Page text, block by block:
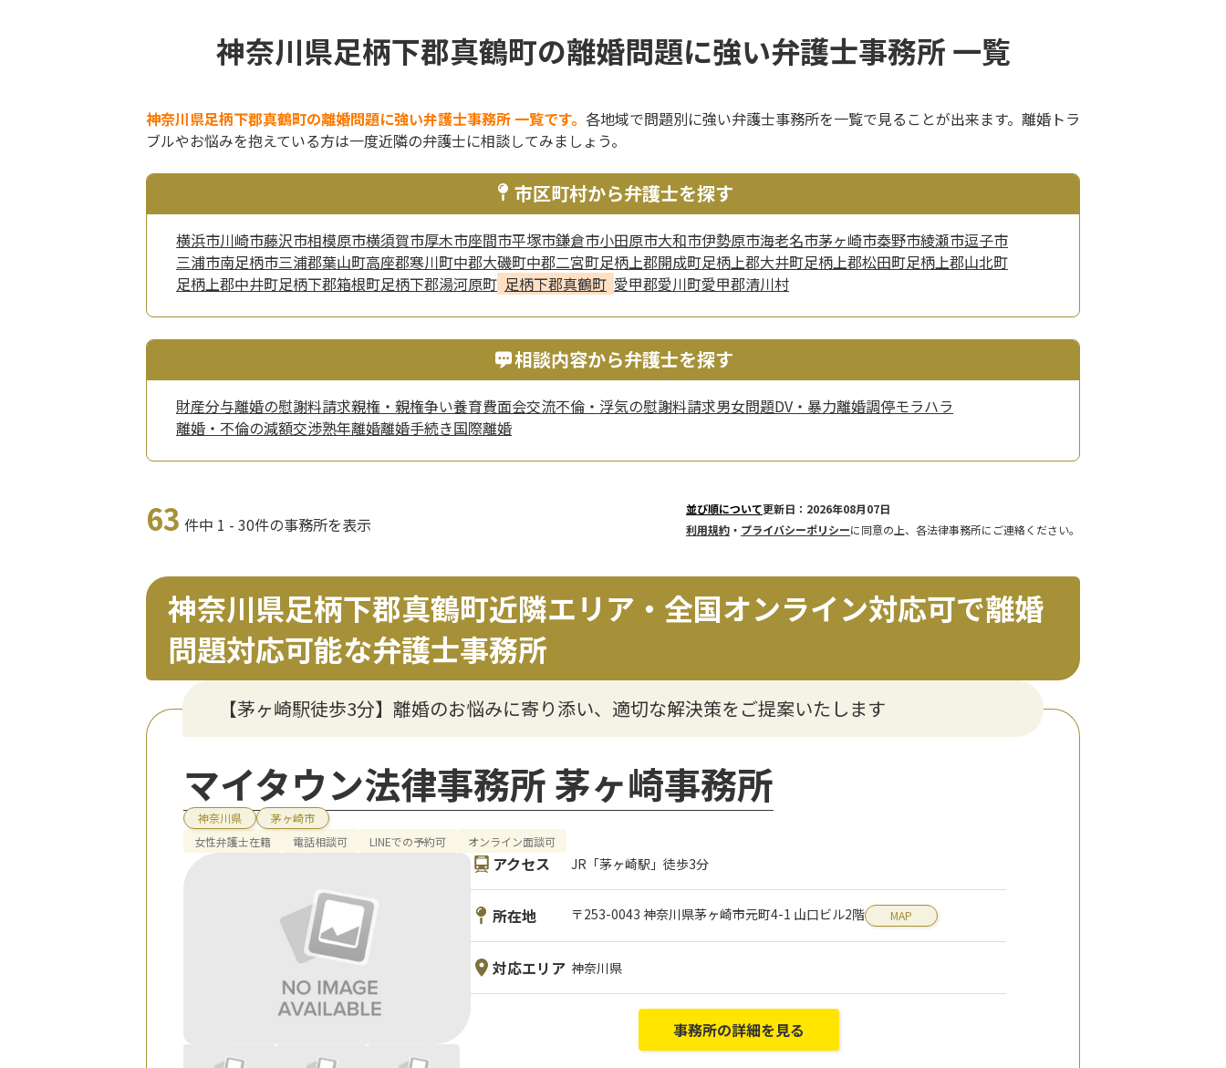
神奈川県足柄下郡真鶴町の離婚問題に強い弁護士事務所 一覧
神奈川県足柄下郡真鶴町の離婚問題に強い弁護士事務所 一覧です。 各地域で問題別に強い弁護士事務所を一覧で見ることが出来ます。離婚トラ
ブルやお悩みを抱えている方は一度近隣の弁護士に相談してみましょう。
市区町村から弁護士を探す
横浜市川崎市藤沢市相模原市横須賀市厚木市座間市平塚市鎌倉市小田原市大和市伊勢原市海老名市茅ヶ崎市秦野市綾瀬市逗子市
三浦市南足柄市三浦郡葉山町高座郡寒川町中郡大磯町中郡二宮町足柄上郡開成町足柄上郡大井町足柄上郡松田町足柄上郡山北町
足柄上郡中井町足柄下郡箱根町足柄下郡湯河原町 足柄下郡真鶴町 愛甲郡愛川町愛甲郡清川村
相談内容から弁護士を探す
財産分与離婚の慰謝料請求親権・親権争い養育費面会交流不倫・浮気の慰謝料請求男女問題DV・暴力離婚調停モラハラ
離婚・不倫の減額交渉熟年離婚離婚手続き国際離婚
63 件中 1 - 30件の事務所を表示
並び順について更新日：2026年08月07日
利用規約 ・ プライバシーポリシーに同意の上、各法律事務所にご連絡ください。
神奈川県足柄下郡真鶴町近隣エリア・全国オンライン対応可で離婚
問題対応可能な弁護士事務所
【茅ヶ崎駅徒歩3分】離婚のお悩みに寄り添い、適切な解決策をご提案いたします
マイタウン法律事務所 茅ヶ崎事務所
神奈川県
茅ヶ崎市
女性弁護士在籍
電話相談可 LINEでの予約可 オンライン面談可
アクセス JR「茅ヶ崎駅」徒歩3分
所在地 〒253-0043 神奈川県茅ヶ崎市元町4-1 山口ビル2階 MAP
対応エリア 神奈川県
事務所の詳細を見る